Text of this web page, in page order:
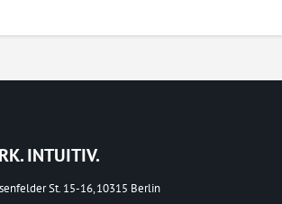
INTUITIV.
St. 15-16, 10315 Berlin